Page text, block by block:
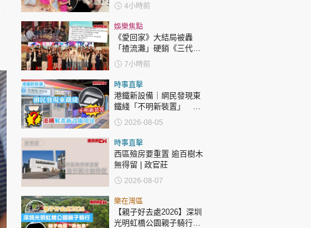
4小時前
娛樂焦點
《愛回家》大結局被轟
「揸流灘」硬銷《三代同
糖》 劇集播畢台前幕後喊
爆場面感人
7小時前
時事直擊
港鐵新設備｜網民發現東
鐵綫「不明新裝置」 港
鐵解畫新設備用途
2026-08-05
時事直擊
西區殮房要重置 逾百樹木
無得留 | 政官莊
2026-08-07
樂在灣區
【親子好去處2026】深圳
光明虹橋公園親子騎行：